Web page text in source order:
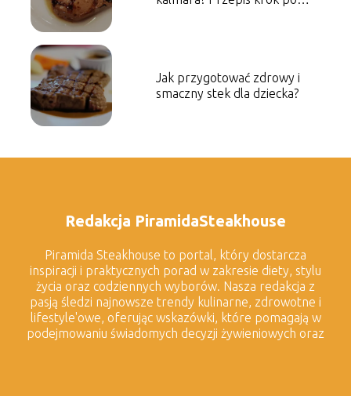
Jak przygotować zdrowy i
smaczny stek dla dziecka?
Redakcja PiramidaSteakhouse
Piramida Steakhouse to portal, który dostarcza
inspiracji i praktycznych porad w zakresie diety, stylu
życia oraz codziennych wyborów. Nasza redakcja z
pasją śledzi najnowsze trendy kulinarne, zdrowotne i
lifestyle'owe, oferując wskazówki, które pomagają w
podejmowaniu świadomych decyzji żywieniowych oraz